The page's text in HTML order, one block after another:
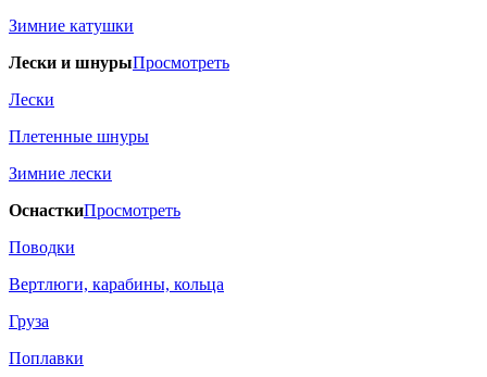
Зимние катушки
Лески и шнурыПросмотреть
Лески
Плетенные шнуры
Зимние лески
ОснасткиПросмотреть
Поводки
Вертлюги, карабины, кольца
Груза
Поплавки